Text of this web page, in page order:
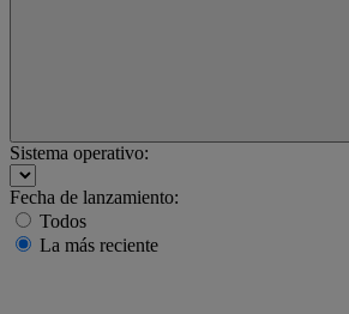
Sistema operativo:
Fecha de lanzamiento:
Todos
La más reciente